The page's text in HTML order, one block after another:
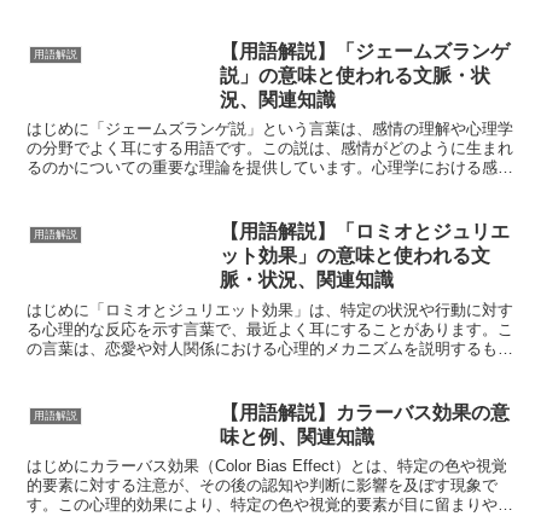
用語解説
【用語解説】「ジェームズランゲ
説」の意味と使われる文脈・状
況、関連知識
はじめに「ジェームズランゲ説」という言葉は、感情の理解や心理学
の分野でよく耳にする用語です。この説は、感情がどのように生まれ
るのかについての重要な理論を提供しています。心理学における感情
用語解説
【用語解説】「ロミオとジュリエ
ット効果」の意味と使われる文
脈・状況、関連知識
はじめに「ロミオとジュリエット効果」は、特定の状況や行動に対す
る心理的な反応を示す言葉で、最近よく耳にすることがあります。こ
の言葉は、恋愛や対人関係における心理的メカニズムを説明するもの
用語解説
【用語解説】カラーバス効果の意
味と例、関連知識
はじめにカラーバス効果（Color Bias Effect）とは、特定の色や視覚
的要素に対する注意が、その後の認知や判断に影響を及ぼす現象で
す。この心理的効果により、特定の色や視覚的要素が目に留まりやす